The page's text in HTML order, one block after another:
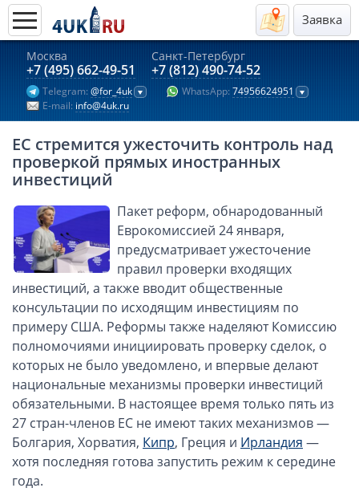
Заявка
Москва
+7 (495) 662-49-51
Санкт-Петербург
+7 (812) 490-74-52
Telegram: @for_4uk WhatsApp: 74956624951
E-mail: info@4uk.ru
Актуальные предложения 2026
Компании в Гонконге
Английские компании LTD
Киргизия (компания и счёт)
Компании в Китае
Казахстан (компания и счёт)
Открытие счета в банках Казахстана
Платежная система Гонконга
Платежная система Великобритании
Платежная система Маврикия
ОАЭ, Дубай (компания и счёт)
ОАЭ, Аджман (компания и счёт)
Оффшоры в Панаме
Оффшоры на Сейшелах
Турция (компания и счёт)
Счёт и карта в Турции для физлиц
ЕС стремится ужесточить контроль над
проверкой прямых иностранных
инвестиций
Пакет реформ, обнародованный
Еврокомиссией 24 января,
предусматривает ужесточение
правил проверки входящих
инвестиций, а также вводит общественные
консультации по исходящим инвестициям по
примеру США. Реформы также наделяют Комиссию
полномочиями инициировать проверку сделок, о
которых не было уведомлено, и впервые делают
национальные механизмы проверки инвестиций
обязательными. В настоящее время только пять из
27 стран-членов ЕС не имеют таких механизмов —
Болгария, Хорватия, Кипр, Греция и Ирландия —
хотя последняя готова запустить режим к середине
года.